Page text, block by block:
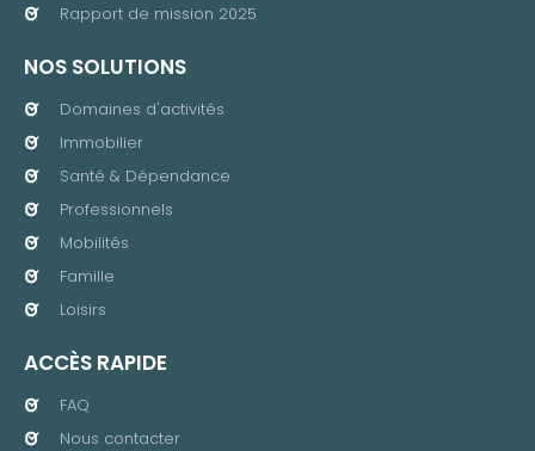
Rapport de mission 2025
NOS SOLUTIONS
Domaines d'activités
Immobilier
Santé & Dépendance
Professionnels
Mobilités
Famille
Loisirs
ACCÈS RAPIDE
FAQ
Nous contacter